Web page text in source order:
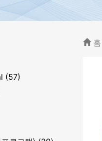
(57)
홈